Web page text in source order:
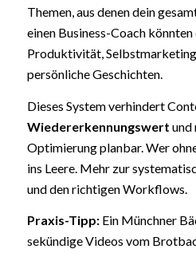
Themen, aus denen dein
einen Business-Coach
Produktivität,
persönliche Geschichten.
Dieses System verhindert
Wiedererkennungswert und
Optimierung planbar. Wer
ins Leere. Mehr zur
und den richtigen Workflows.
Praxis-Tipp:Ein Münchner
sekündige Videos vom